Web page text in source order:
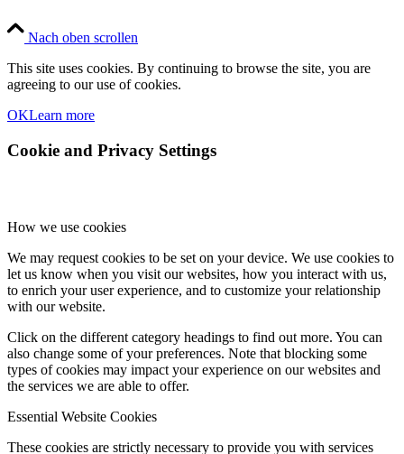
Nach oben scrollen
This site uses cookies. By continuing to browse the site, you are
agreeing to our use of cookies.
OKLearn more
Cookie and Privacy Settings
How we use cookies
We may request cookies to be set on your device. We use cookies to
let us know when you visit our websites, how you interact with us,
to enrich your user experience, and to customize your relationship
with our website.
Click on the different category headings to find out more. You can
also change some of your preferences. Note that blocking some
types of cookies may impact your experience on our websites and
the services we are able to offer.
Essential Website Cookies
These cookies are strictly necessary to provide you with services